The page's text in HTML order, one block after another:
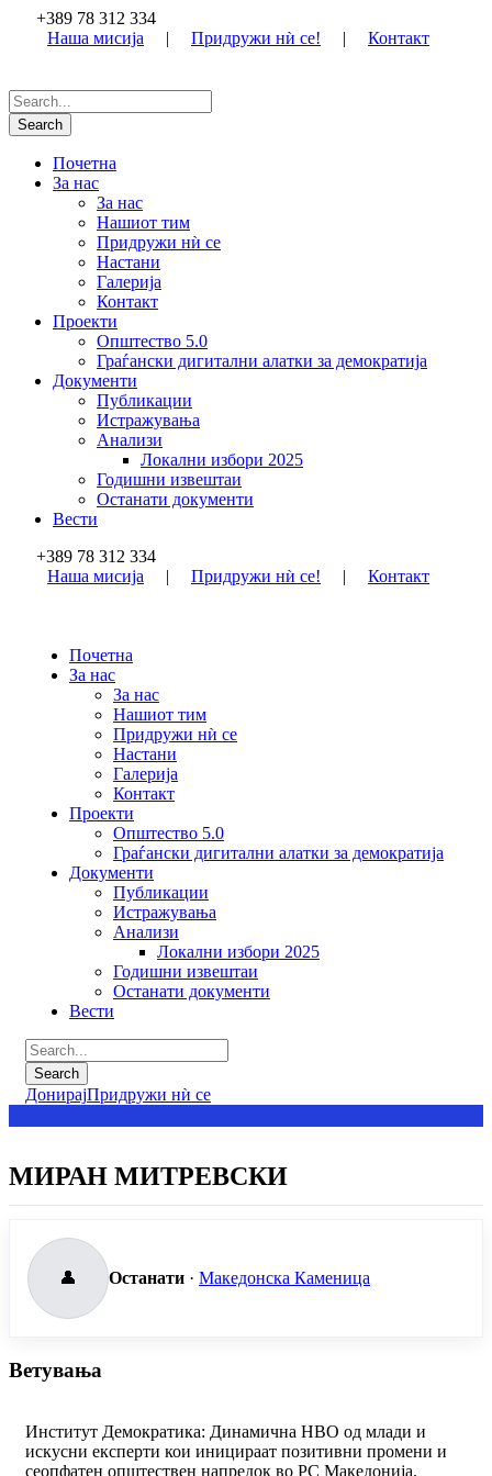
+389 78 312 334
Наша мисија
| Придружи нѝ се! | Контакт
Почетна
За нас
За нас
Нашиот тим
Придружи нѝ се
Настани
Галерија
Контакт
Проекти
Општество 5.0
Граѓански дигитални алатки за демократија
Документи
Публикации
Истражувања
Анализи
Локални избори 2025
Годишни извештаи
Останати документи
Вести
+389 78 312 334
Наша мисија
| Придружи нѝ се! | Контакт
Почетна
За нас
За нас
Нашиот тим
Придружи нѝ се
Настани
Галерија
Контакт
Проекти
Општество 5.0
Граѓански дигитални алатки за демократија
Документи
Публикации
Истражувања
Анализи
Локални избори 2025
Годишни извештаи
Останати документи
Вести
ДонирајПридружи нѝ се
МИРАН МИТРЕВСКИ
👤 Останати · Македонска Каменица
Ветувања
Институт Демократика: Динамична НВО од млади и
искусни експерти кои иницираат позитивни промени и
сеопфатен општествен напредок во РС Македонија.